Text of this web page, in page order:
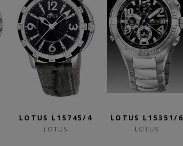
LOTUS L15745/4
LOTUS
LOTUS L15351/6
LOTUS